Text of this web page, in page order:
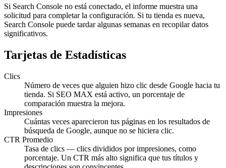
Si Search Console no está conectado, el informe muestra una
solicitud para completar la configuración. Si tu tienda es nueva,
Search Console puede tardar algunas semanas en recopilar datos
significativos.
Tarjetas de Estadísticas
Clics
Número de veces que alguien hizo clic desde Google hacia tu
tienda. Si SEO MAX está activo, un porcentaje de
comparación muestra la mejora.
Impresiones
Cuántas veces aparecieron tus páginas en los resultados de
búsqueda de Google, aunque no se hiciera clic.
CTR Promedio
Tasa de clics — clics divididos por impresiones, como
porcentaje. Un CTR más alto significa que tus títulos y